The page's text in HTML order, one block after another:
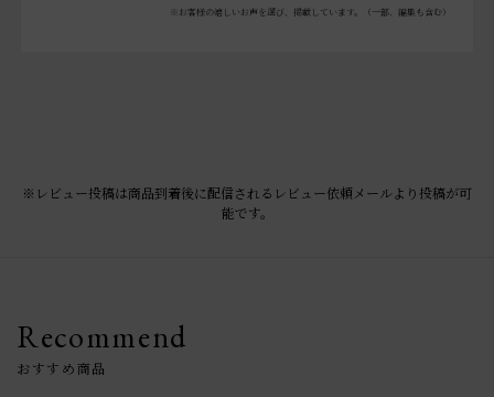
※お客様の嬉しいお声を選び、掲載しています。（一部、編集も含む）
※レビュー投稿は商品到着後に配信されるレビュー依頼メールより投稿が可
能です。
Recommend